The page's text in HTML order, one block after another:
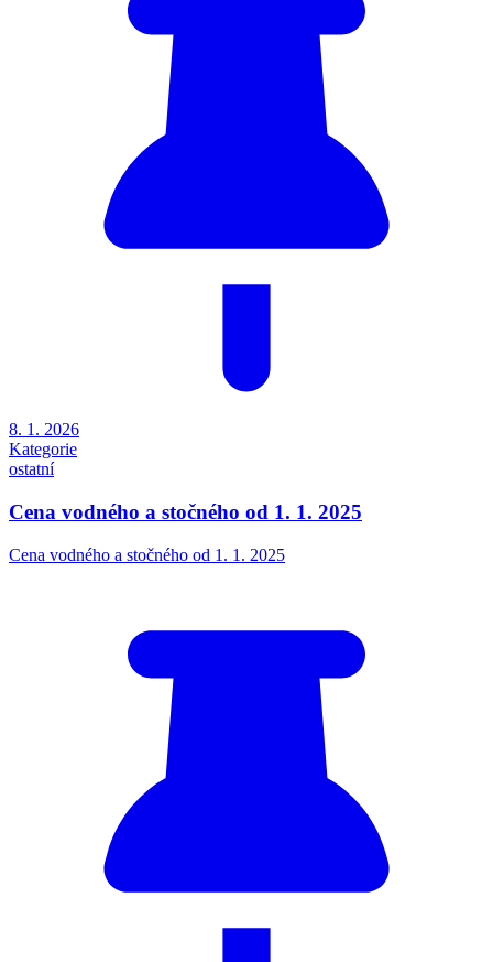
8. 1. 2026
Kategorie
ostatní
Cena vodného a stočného od 1. 1. 2025
Cena vodného a stočného od 1. 1. 2025